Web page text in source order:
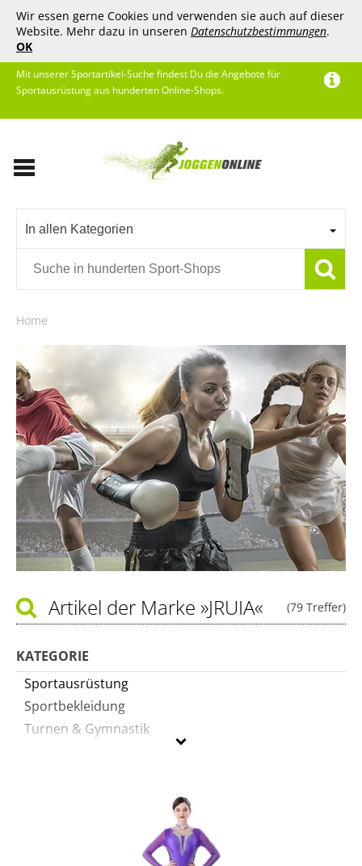
Wir essen gerne Cookies und verwenden sie auch auf dieser
Website. Mehr dazu in unseren Datenschutzbestimmungen.
OK
Mit unserer Sportartikel-Suche findest Du die Angebote für
Sportausrüstung aus hunderten Online-Shops.
In allen Kategorien
Home
(79 Treffer)
Artikel der Marke »JRUIA«
KATEGORIE
Sportausrüstung
Sportbekleidung
Turnen & Gymnastik